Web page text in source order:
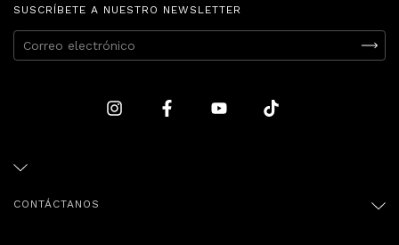
SUSCRÍBETE A NUESTRO NEWSLETTER
CONTÁCTANOS